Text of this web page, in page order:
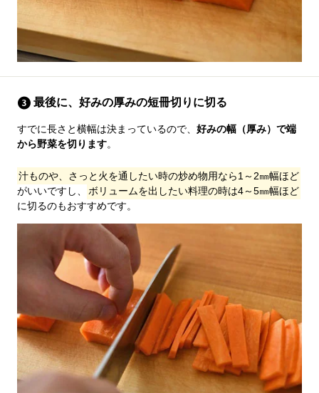
最後に、好みの厚みの短冊切りに切る
すでに長さと横幅は決まっているので、 好みの幅（厚み）で端
から野菜を切ります。
汁ものや、さっと火を通したい時の炒め物用なら1～2㎜幅ほど
がいいですし、
ボリュームを出したい料理の時は4～5㎜幅ほど
に切るのもおすすめです。